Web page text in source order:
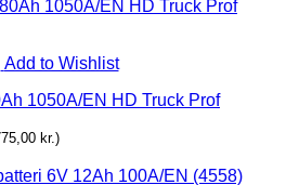
Add to Wishlist
1050A/EN HD Truck Prof
kr.)